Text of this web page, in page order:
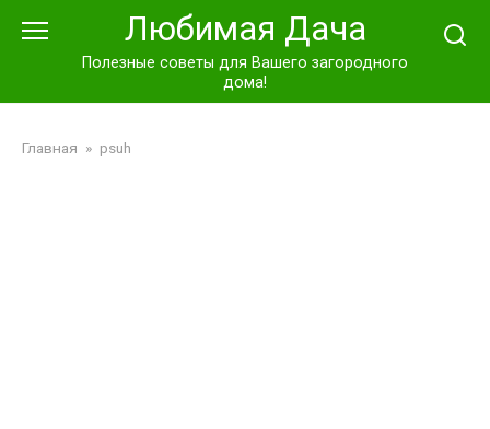
Любимая Дача
Полезные советы для Вашего загородного
дома!
Главная » psuh